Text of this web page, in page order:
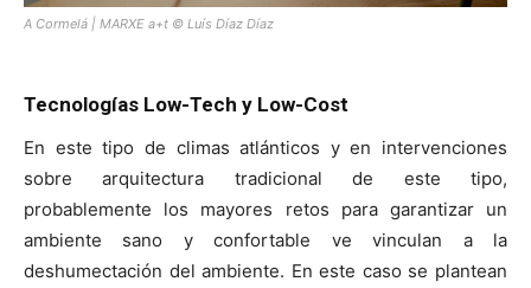
A Cormelá | MARXE a+t © Luís Díaz Díaz
Tecnologías Low-Tech y Low-Cost
En este tipo de climas atlánticos y en intervenciones
sobre arquitectura tradicional de este tipo,
probablemente los mayores retos para garantizar un
ambiente sano y confortable ve vinculan a la
deshumectación del ambiente. En este caso se plantean